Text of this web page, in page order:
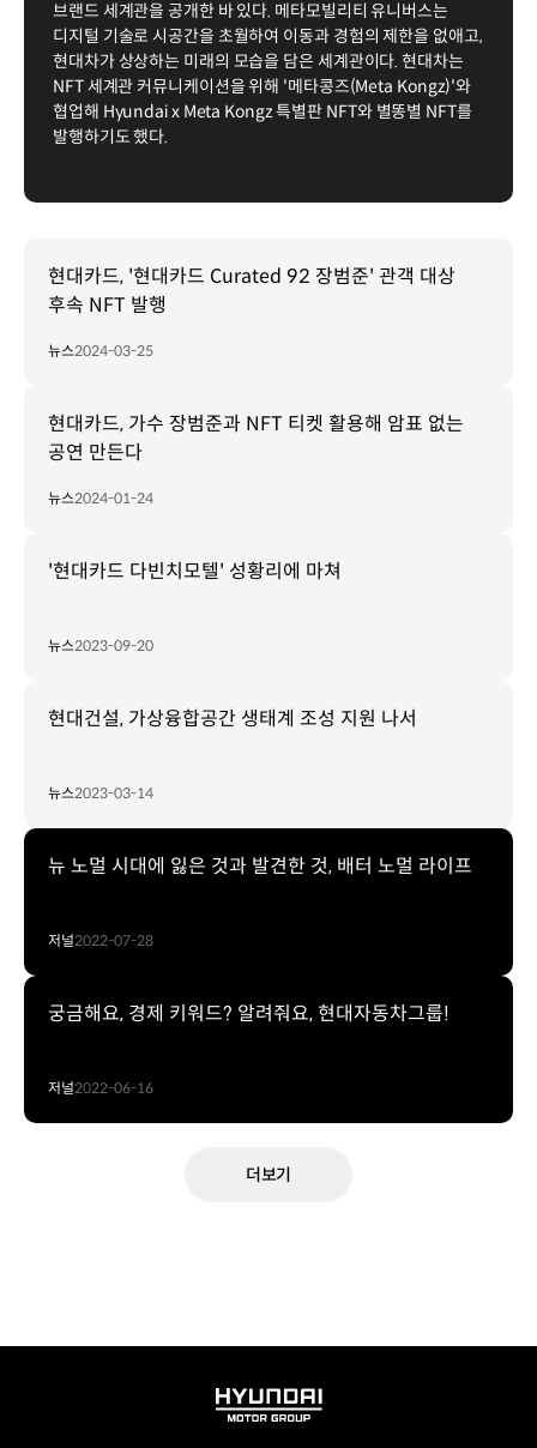
브랜드 세계관을 공개한 바 있다. 메타모빌리티 유니버스는
디지털 기술로 시공간을 초월하여 이동과 경험의 제한을 없애고,
현대차가 상상하는 미래의 모습을 담은 세계관이다. 현대차는
NFT 세계관 커뮤니케이션을 위해 '메타콩즈(Meta Kongz)'와
협업해 Hyundai x Meta Kongz 특별판 NFT와 별똥별 NFT를
발행하기도 했다.
현대카드, '현대카드 Curated 92 장범준' 관객 대상
후속 NFT 발행
뉴스2024-03-25
현대카드, 가수 장범준과 NFT 티켓 활용해 암표 없는
공연 만든다
뉴스2024-01-24
'현대카드 다빈치모텔' 성황리에 마쳐
뉴스2023-09-20
현대건설, 가상융합공간 생태계 조성 지원 나서
뉴스2023-03-14
뉴 노멀 시대에 잃은 것과 발견한 것, 배터 노멀 라이프
저널2022-07-28
궁금해요, 경제 키워드? 알려줘요, 현대자동차그룹!
저널2022-06-16
더보기
HYUNDAI